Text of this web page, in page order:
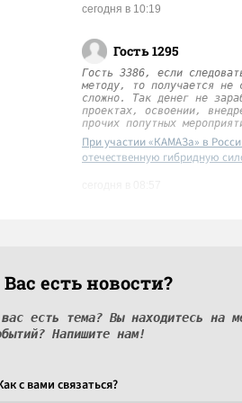
сегодня в 10:19
Гость 1295
Гость 3386, если
методу, то получается не
сложно. Так денег не
проектах, освоении,
прочих попутных
При участии «КАМАЗа» в
отечественную гибридную
есть новости?
есть тема? Вы находитесь на
Напишите нам!
c вами связаться?